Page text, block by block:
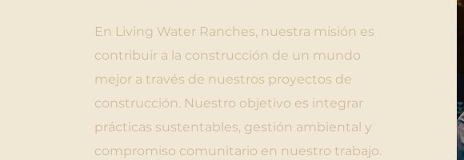
En Living Water Ranches, nuestra misión es
contribuir a la construcción de un mundo
mejor a través de nuestros proyectos de
construcción. Nuestro objetivo es integrar
prácticas sustentables, gestión ambiental y
compromiso comunitario en nuestro trabajo.